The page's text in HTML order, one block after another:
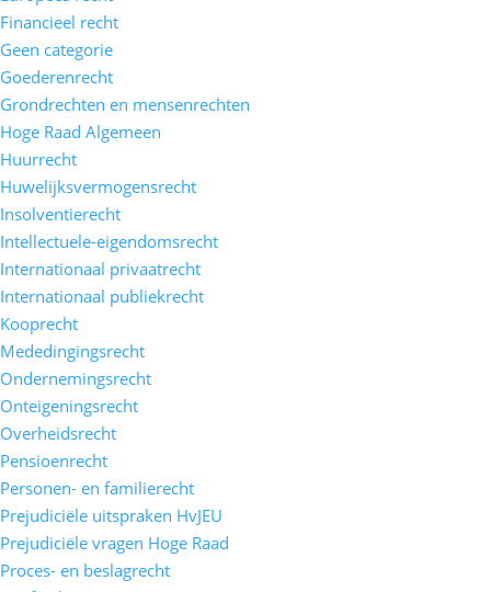
Financieel recht
Geen categorie
Goederenrecht
Grondrechten en mensenrechten
Hoge Raad Algemeen
Huurrecht
Huwelijksvermogensrecht
Insolventierecht
Intellectuele-eigendomsrecht
Internationaal privaatrecht
Internationaal publiekrecht
Kooprecht
Mededingingsrecht
Ondernemingsrecht
Onteigeningsrecht
Overheidsrecht
Pensioenrecht
Personen- en familierecht
Prejudiciële uitspraken HvJEU
Prejudiciële vragen Hoge Raad
Proces- en beslagrecht